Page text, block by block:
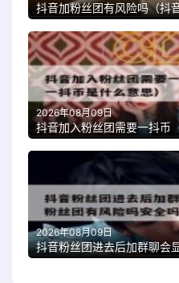
抖音加粉丝团有风险吗（抖
2026年08月09日
2026年08月09日